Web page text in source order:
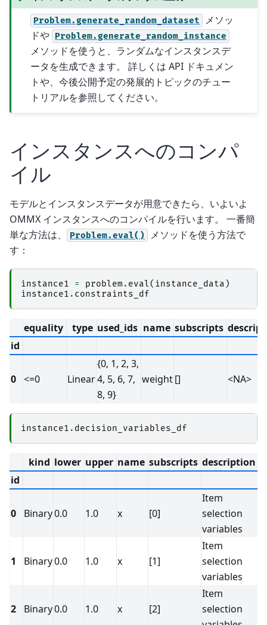
Problem.generate_random_dataset
メソッ
ドや Problem.generate_random_instance
メソッドを使うと、ランダムなインスタンスデ
ータを生成できます。 詳しくは API ドキュメン
トや、今後公開予定の発展的トピックのチュー
トリアルを参照してください。
インスタンスへのコンパ
イル
モデルとインスタンスデータが用意できたら、いよいよ
OMMX インスタンスへのコンパイルを行います。 一番簡
単な方法は、
Problem.eval()
メソッドを使う方法で
す：
instance1 = problem . eval( instance_data )
instance1 . constraints_df
equality type used_ids name subscripts
id
0 <=0 Linear
{0, 1, 2, 3,
4, 5, 6, 7,
8, 9}
weight[] <NA>
instance1 . decision_variables_df
kind lower upper name subscripts description
id
0 Binary0.0 1.0 x [0]
Item
selection
variables
1 Binary0.0 1.0 x [1]
Item
selection
variables
2 Binary0.0 1.0 x [2]
Item
selection